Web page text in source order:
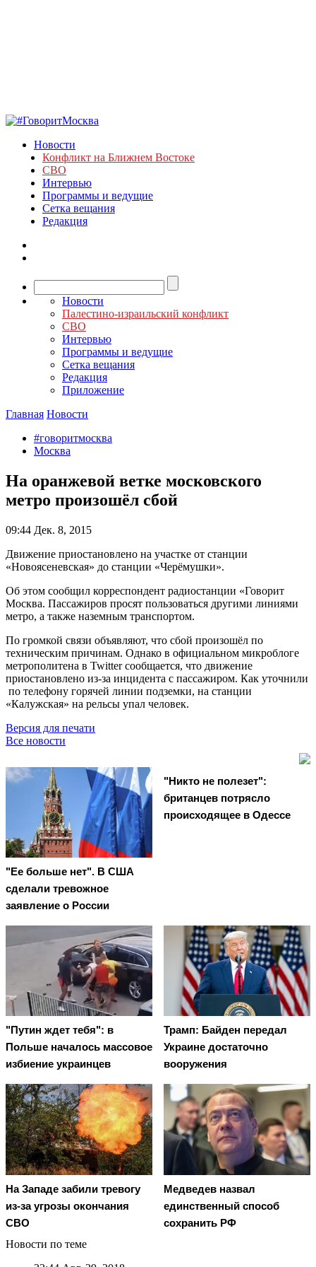
Новости
Конфликт на Ближнем Востоке
СВО
Интервью
Программы и ведущие
Сетка вещания
Редакция
Новости
Палестино-израильский конфликт
СВО
Интервью
Программы и ведущие
Сетка вещания
Редакция
Приложение
Главная Новости
#говоритмосква
Москва
На оранжевой ветке московского
метро произошёл сбой
09:44 Дек. 8, 2015
Движение приостановлено на участке от станции
«Новоясеневская» до станции «Черёмушки».
Об этом сообщил корреспондент радиостанции «Говорит
Москва. Пассажиров просят пользоваться другими линиями
метро, а также наземным транспортом.
По громкой связи объявляют, что сбой произошёл по
техническим причинам. Однако в официальном микроблоге
метрополитена в Twitter сообщается, что движение
приостановлено из-за инцидента с пассажиром. Как уточнили
по телефону горячей линии подземки, на станции
«Калужская» на рельсы упал человек.
Версия для печати
Все новости
"Ее больше нет". В США
сделали тревожное
заявление о России
"Никто не полезет":
британцев потрясло
происходящее в Одессе
"Путин ждет тебя": в
Польше началось массовое
избиение украинцев
Трамп: Байден передал
Украине достаточно
вооружения
На Западе забили тревогу
из-за угрозы окончания
СВО
Медведев назвал
единственный способ
сохранить РФ
Новости по теме